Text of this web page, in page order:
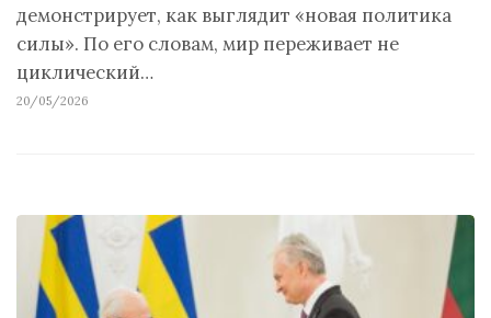
демонстрирует, как выглядит «новая политика
силы». По его словам, мир переживает не
циклический…
20/05/2026